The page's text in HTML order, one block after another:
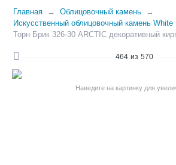
Главная
Облицовочный камень
Искусственный облицовочный камень White
Торн Брик 326-30 ARCTIC декоративный
464 из 570
Наведите на картинку для